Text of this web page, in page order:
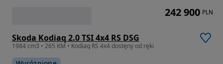
Skoda Kodiaq 2.0 TSI 4x4 RS DSG
1984 cm3 • 265 KM • Kodiaq RS 4x4 dostęny od ręki
242 900 PLN